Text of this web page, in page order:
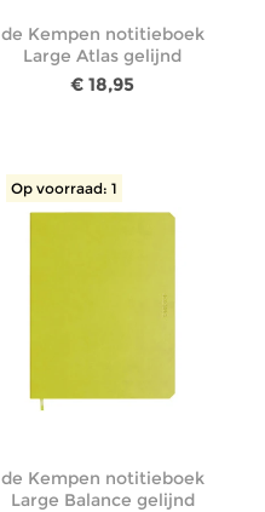
de Kempen notitieboek
Large Atlas gelijnd
€ 18,95
Op voorraad: 1
de Kempen notitieboek
Large Balance gelijnd